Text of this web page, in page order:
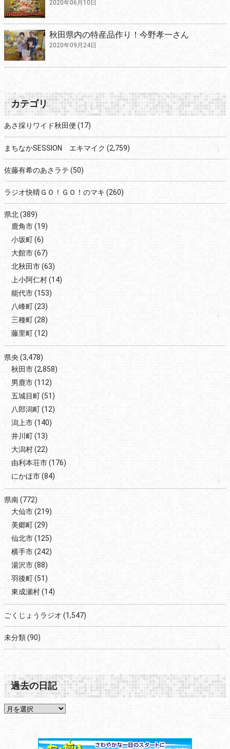
2020年06月10日
秋田県内の特産品作り！今野孝一さん
2020年09月24日
カテゴリ
あさ採りワイド秋田便 (17)
まちなかSESSION エキマイク (2,759)
佐藤有希のあさラテ (50)
ラジオ快晴ＧＯ！ＧＯ！のマキ (260)
県北(389)
鹿角市(19)
小坂町(6)
大館市(67)
北秋田市(63)
上小阿仁村(14)
能代市(153)
八峰町(23)
三種町(28)
藤里町(12)
県央(3,478)
秋田市(2,858)
男鹿市(112)
五城目町(51)
八郎潟町(12)
潟上市(140)
井川町(13)
大潟村(22)
由利本荘市(176)
にかほ市(84)
県南(772)
大仙市(219)
美郷町(29)
仙北市(125)
横手市(242)
湯沢市(88)
羽後町(51)
東成瀬村(14)
ごくじょうラジオ (1,547)
未分類(90)
過去の日記